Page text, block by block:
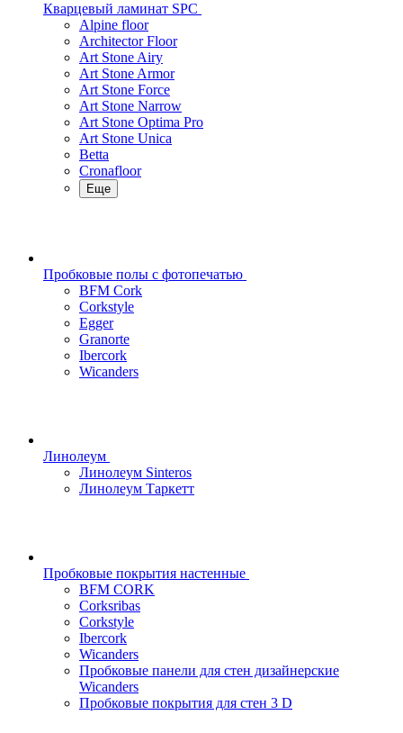
Кварцевый ламинат SPC
Alpine floor
Architector Floor
Art Stone Airy
Art Stone Armor
Art Stone Force
Art Stone Narrow
Art Stone Optima Pro
Art Stone Unica
Betta
Cronafloor
Еще
Пробковые полы с фотопечатью
BFM Cork
Corkstyle
Egger
Granorte
Ibercork
Wicanders
Линолеум
Линолеум Sinteros
Линолеум Таркетт
Пробковые покрытия настенные
BFM CORK
Corksribas
Corkstyle
Ibercork
Wicanders
Пробковые панели для стен дизайнерские
Wicanders
Пробковые покрытия для стен 3 D